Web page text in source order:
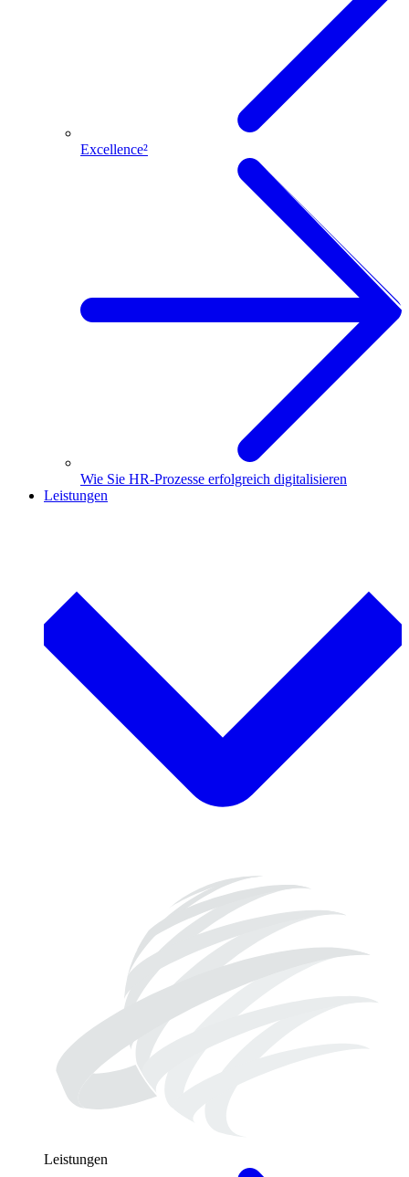
Excellence²
Wie Sie HR-Prozesse erfolgreich digitalisieren
Leistungen
Leistungen